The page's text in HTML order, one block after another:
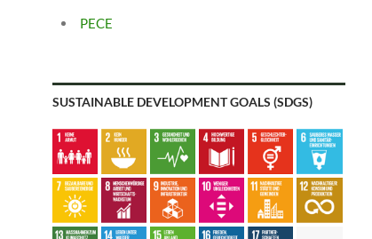
PECE
SUSTAINABLE DEVELOPMENT GOALS (SDGS)